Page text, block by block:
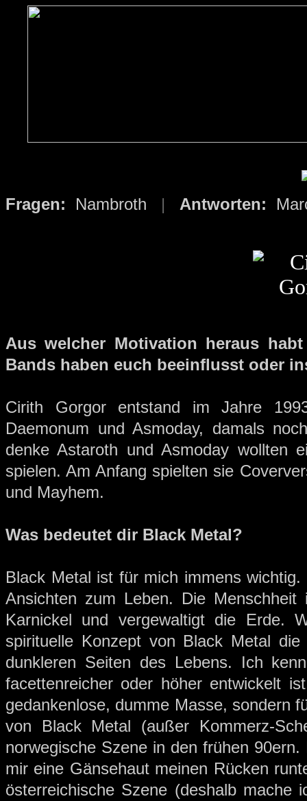
Fragen: Nambroth | Antworten:
Aus welcher Motivation heraus
Bands haben euch beeinflusst oder
Cirith Gorgor entstand im Jahre
Daemonum und Asmoday, damals
denke Astaroth und Asmoday wollten
spielen. Am Anfang spielten sie
und Mayhem.
Was bedeutet dir Black Metal?
Black Metal ist für mich immens
Ansichten zum Leben. Die
Karnickel und vergewaltigt die Erde.
spirituelle Konzept von Black Metal
dunkleren Seiten des Lebens. Ich
facettenreicher oder höher entwickelt
gedankenlose, dumme Masse, sondern
von Black Metal (außer Kommerz-
norwegische Szene in den frühen
mir eine Gänsehaut meinen Rücken
österreichische Szene (deshalb mache